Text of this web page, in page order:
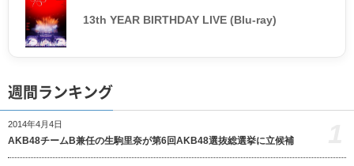
13th YEAR BIRTHDAY LIVE (Blu-ray)
週間ランキング
2014年4月4日
AKB48チームB兼任の生駒里奈が第6回AKB48選抜総選挙に立候補